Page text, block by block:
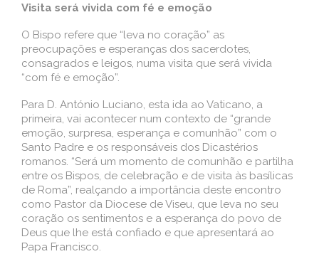
Visita será vivida com fé e emoção
O Bispo refere que “leva no coração” as
preocupações e esperanças dos sacerdotes,
consagrados e leigos, numa visita que será vivida
“com fé e emoção”.
Para D. António Luciano, esta ida ao Vaticano, a
primeira, vai acontecer num contexto de “grande
emoção, surpresa, esperança e comunhão” com o
Santo Padre e os responsáveis dos Dicastérios
romanos. “Será um momento de comunhão e partilha
entre os Bispos, de celebração e de visita às basílicas
de Roma”, realçando a importância deste encontro
como Pastor da Diocese de Viseu, que leva no seu
coração os sentimentos e a esperança do povo de
Deus que lhe está confiado e que apresentará ao
Papa Francisco.